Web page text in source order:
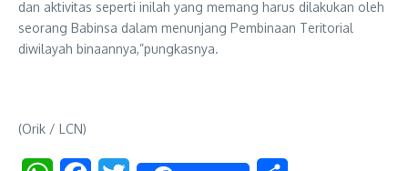
dan aktivitas seperti inilah yang memang harus dilakukan oleh
seorang Babinsa dalam menunjang Pembinaan Teritorial
diwilayah binaannya,”pungkasnya.
(Orik / LCN)